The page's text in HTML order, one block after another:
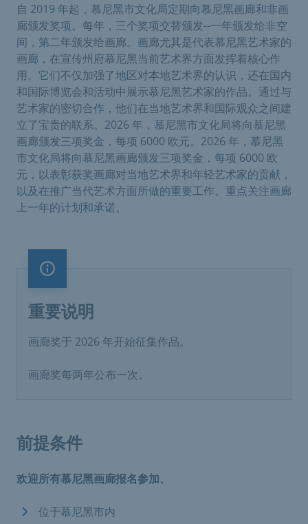
自 2019 年起，慕尼黑市文化局定期向慕尼黑画廊和非画
廊颁发奖项。每年，三个奖项交替颁发--一年颁发给非空
间，第二年颁发给画廊。画廊尤其是代表慕尼黑艺术家的
画廊，在宣传州府慕尼黑当前艺术界方面发挥着核心作
用。它们不仅加强了地区对本地艺术界的认识，还在国内
和国际博览会和活动中展示慕尼黑艺术家的作品。通过与
艺术家的密切合作，他们在当地艺术界和国际观众之间建
立了宝贵的联系。2026 年，慕尼黑市文化局将向慕尼黑
画廊颁发三项奖金，每项 6000 欧元。2026 年，慕尼黑
市文化局将向慕尼黑画廊颁发三项奖金，每项 6000 欧
元，以表彰获奖画廊对当地艺术界和年轻艺术家的贡献，
以及在推广当代艺术方面所做的重要工作。重点关注画廊
上一年的计划和承诺。
重要说明
重要说明
画廊奖于 2026 年开始征集作品。
画廊奖每两年公布一次。
前提条件
欢迎所有慕尼黑画廊报名参加、
位于慕尼黑市内